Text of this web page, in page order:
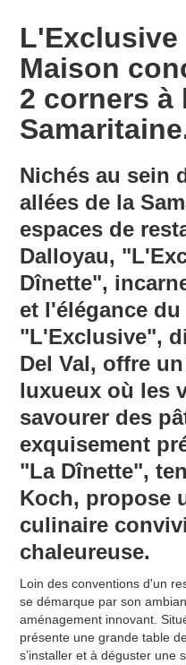
L'Exclusive
Maison
2 corners à
Nichés au sein
allées de la
espaces de
Dalloyau,
Dînette",
et l'élégance
"L'Exclusive",
Del Val, offre
luxueux où les
savourer des
exquisement
"La Dînette",
Koch, propose
culinaire
chaleureuse.
Loin des conventions d'un
se démarque par son
aménagement innovant.
présente une grande table
s’installer et à déguster une